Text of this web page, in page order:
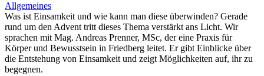
Allgemeines
Was ist Einsamkeit und wie kann man diese überwinden? Gerade
rund um den Advent tritt dieses Thema verstärkt ans Licht. Wir
sprachen mit Mag. Andreas Prenner, MSc, der eine Praxis für
Körper und Bewusstsein in Friedberg leitet. Er gibt Einblicke über
die Entstehung von Einsamkeit und zeigt Möglichkeiten auf, ihr zu
begegnen.